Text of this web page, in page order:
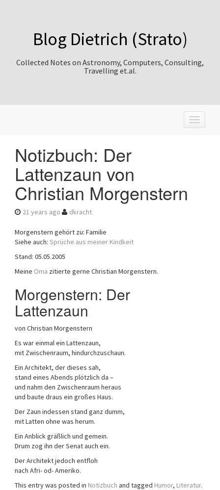
Blog Dietrich (Strato)
Collected Notes on Astronomy, Computers, Consulting,
Travelling et.al.
T
o
Notizbuch: Der
Lattenzaun von
Christian Morgenstern
21 years ago dkracht
Morgenstern gehört zu: Familie
Siehe auch: Sprüche aus meiner Kindkeit
Stand: 05.05.2005
Meine Oma zitierte gerne Christian Morgenstern.
Morgenstern: Der
Lattenzaun
von Christian Morgenstern
Es war einmal ein Lattenzaun,
mit Zwischenraum, hindurchzuschaun.
Ein Architekt, der dieses sah,
stand eines Abends plötzlich da –
und nahm den Zwischenraum heraus
und baute draus ein großes Haus.
Der Zaun indessen stand ganz dumm,
mit Latten ohne was herum.
Ein Anblick gräßlich und gemein.
Drum zog ihn der Senat auch ein.
Der Architekt jedoch entfloh
nach Afri- od- Ameriko.
This entry was posted in Notizbuch and tagged Humor, Literatur.